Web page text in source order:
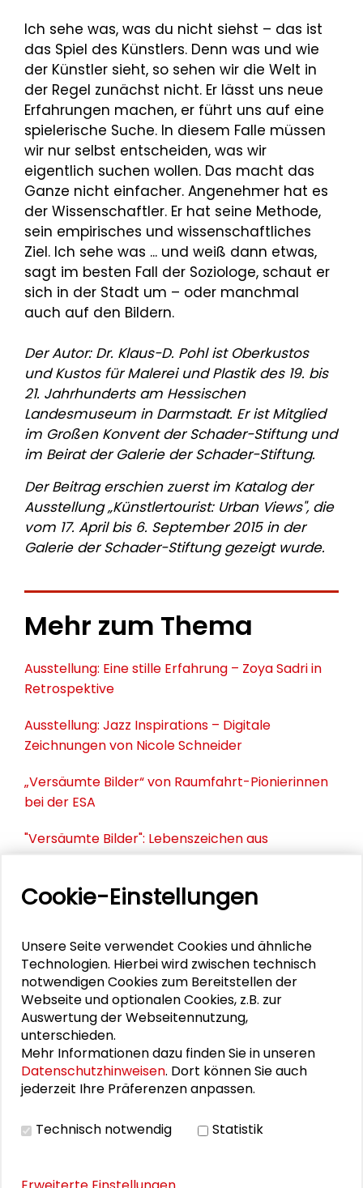
Ich sehe was, was du nicht siehst – das ist
das Spiel des Künstlers. Denn was und wie
der Künstler sieht, so sehen wir die Welt in
der Regel zunächst nicht. Er lässt uns neue
Erfahrungen machen, er führt uns auf eine
spielerische Suche. In diesem Falle müssen
wir nur selbst entscheiden, was wir
eigentlich suchen wollen. Das macht das
Ganze nicht einfacher. Angenehmer hat es
der Wissenschaftler. Er hat seine Methode,
sein empirisches und wissenschaftliches
Ziel. Ich sehe was ... und weiß dann etwas,
sagt im besten Fall der Soziologe, schaut er
sich in der Stadt um – oder manchmal
auch auf den Bildern.
Der Autor: Dr. Klaus-D. Pohl ist Oberkustos
und Kustos für Malerei und Plastik des 19. bis
21. Jahrhunderts am Hessischen
Landesmuseum in Darmstadt. Er ist Mitglied
im Großen Konvent der Schader-Stiftung und
im Beirat der Galerie der Schader-Stiftung.
Der Beitrag erschien zuerst im Katalog der
Ausstellung „Künstlertourist: Urban Views", die
vom 17. April bis 6. September 2015 in der
Galerie der Schader-Stiftung gezeigt wurde.
Mehr zum Thema
Ausstellung: Eine stille Erfahrung – Zoya Sadri in
Retrospektive
Ausstellung: Jazz Inspirations – Digitale
Zeichnungen von Nicole Schneider
„Versäumte Bilder“ von Raumfahrt-Pionierinnen
bei der ESA
"Versäumte Bilder": Lebenszeichen aus
Darmstadt und Frankfurt
Öffnungszeiten "Versäumte Bilder"
PERSONEN IM KONTEXT
Klaus-D. Pohl
Marion Eichmann
Timo Klein
Cookie-Einstellungen
Unsere Seite verwendet Cookies und ähnliche
Technologien. Hierbei wird zwischen technisch
notwendigen Cookies zum Bereitstellen der
Webseite und optionalen Cookies, z.B. zur
Auswertung der Webseitennutzung,
unterschieden.
Mehr Informationen dazu finden Sie in unseren
Datenschutzhinweisen. Dort können Sie auch
jederzeit Ihre Präferenzen anpassen.
Technisch notwendig Statistik